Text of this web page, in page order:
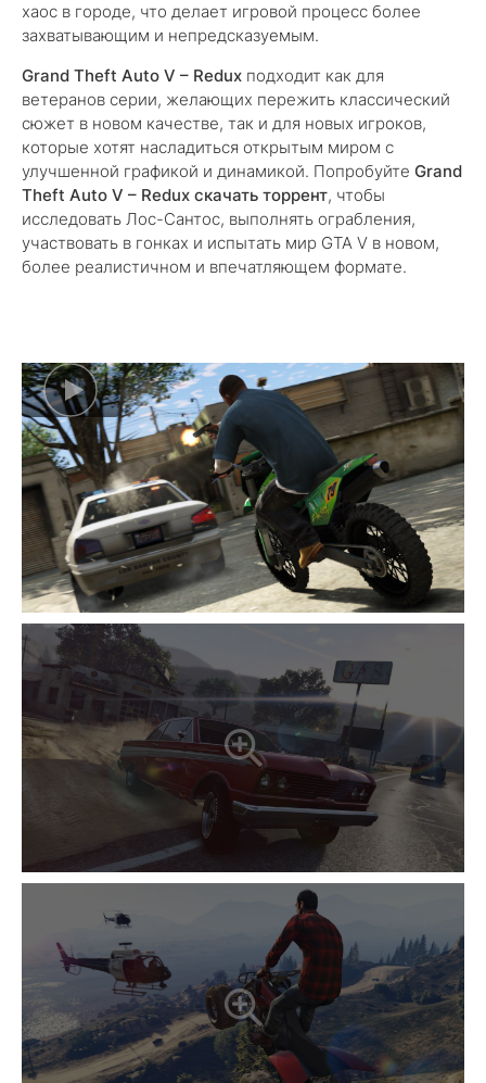
хаос в городе, что делает игровой процесс более
захватывающим и непредсказуемым.
Grand Theft Auto V – Redux подходит как для
ветеранов серии, желающих пережить классический
сюжет в новом качестве, так и для новых игроков,
которые хотят насладиться открытым миром с
улучшенной графикой и динамикой. Попробуйте Grand
Theft Auto V – Redux скачать торрент, чтобы
исследовать Лос-Сантос, выполнять ограбления,
участвовать в гонках и испытать мир GTA V в новом,
более реалистичном и впечатляющем формате.